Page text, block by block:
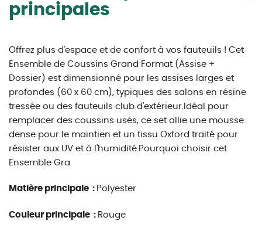
principales
Offrez plus d'espace et de confort à vos fauteuils ! Cet
Ensemble de Coussins Grand Format (Assise +
Dossier) est dimensionné pour les assises larges et
profondes (60 x 60 cm), typiques des salons en résine
tressée ou des fauteuils club d'extérieur.Idéal pour
remplacer des coussins usés, ce set allie une mousse
dense pour le maintien et un tissu Oxford traité pour
résister aux UV et à l'humidité.Pourquoi choisir cet
Ensemble Gra
Matière principale : Polyester
Couleur principale : Rouge